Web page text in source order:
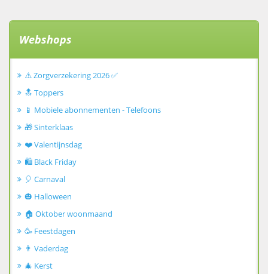
Webshops
⚠️ Zorgverzekering 2026 ✅
🔝 Toppers
📱 Mobiele abonnementen - Telefoons
🎁 Sinterklaas
❤️ Valentijnsdag
🛍️ Black Friday
🎈 Carnaval
🎃 Halloween
🏠 Oktober woonmaand
🥳 Feestdagen
👨 Vaderdag
🎄 Kerst